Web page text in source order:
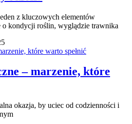
z kluczowych elementów
o kondycji roślin, wyglądzie trawnika
– marzenie, które
okazja, by uciec od codzienności i